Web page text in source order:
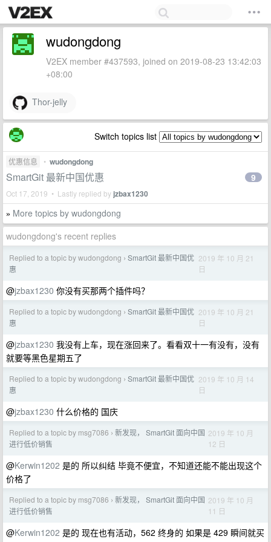
wudongdong
V2EX member #437593, joined on 2019-08-23 13:42:03
+08:00
Thor-jelly
Switch topics list
优惠信息 • wudongdong
SmartGit 最新中国优惠
Oct 17, 2019 • Lastly replied by jzbax1230
9
» More topics by wudongdong
wudongdong's recent replies
Replied to a topic by wudongdong › SmartGit 最新中国优
惠
2019 年 10 月 21
日
@jzbax1230 你没有买那两个插件吗？
Replied to a topic by wudongdong › SmartGit 最新中国优
惠
2019 年 10 月 21
日
@jzbax1230 我没有上车，现在涨回来了。看看双十一有没有，没有
就要等黑色星期五了
Replied to a topic by wudongdong › SmartGit 最新中国优
惠
2019 年 10 月 14
日
@jzbax1230 什么价格的 国庆
Replied to a topic by msg7086 › 新发现， SmartGit 面向中国
进行低价销售
2019 年 10 月
12 日
@Kerwin1202 是的 所以纠结 毕竟不便宜，不知道还能不能出现这个
价格了
Replied to a topic by msg7086 › 新发现， SmartGit 面向中国
进行低价销售
2019 年 10 月
11 日
@Kerwin1202 是的 现在也有活动，562 终身的 如果是 429 瞬间就买